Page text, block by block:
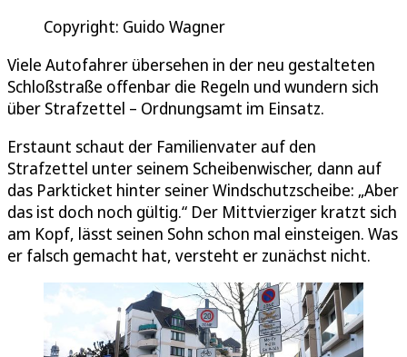
Copyright: Guido Wagner
Viele Autofahrer übersehen in der neu gestalteten
Schloßstraße offenbar die Regeln und wundern sich
über Strafzettel – Ordnungsamt im Einsatz.
Erstaunt schaut der Familienvater auf den
Strafzettel unter seinem Scheibenwischer, dann auf
das Parkticket hinter seiner Windschutzscheibe: „Aber
das ist doch noch gültig.“ Der Mittvierziger kratzt sich
am Kopf, lässt seinen Sohn schon mal einsteigen. Was
er falsch gemacht hat, versteht er zunächst nicht.